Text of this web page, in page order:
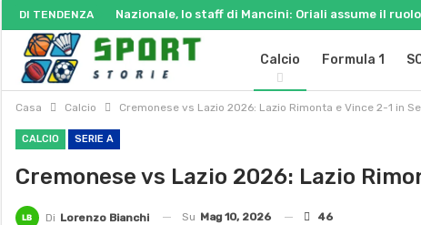
DI TENDENZA Nazionale, lo staff di Mancini: Oriali assume il
Calcio Formula 1
Casa Calcio Cremonese vs Lazio 2026: Lazio Rimonta e Vince 2-1 in
CALCIO SERIE A
Cremonese vs Lazio 2026: Lazio
Di Lorenzo Bianchi Su Mag 10, 2026 46